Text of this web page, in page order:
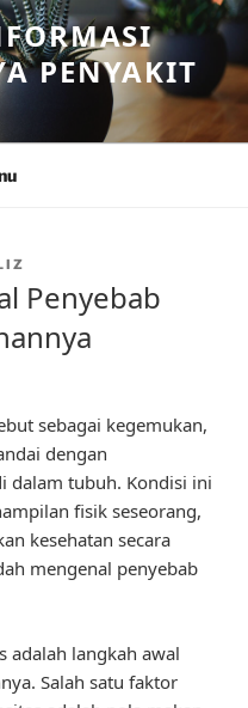
PENYAKIT
Penyebab
sebagai kegemukan,
dengan
dalam tubuh. Kondisi ini
fisik seseorang,
kesehatan secara
mengenal penyebab
adalah langkah awal
Salah satu faktor